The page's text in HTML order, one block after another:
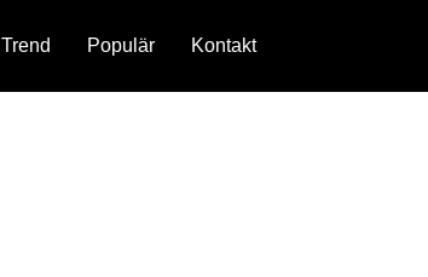
Trend Populär Kontakt